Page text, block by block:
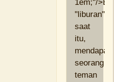
1em;"/
"liburan"
saat
itu,
seorang
teman